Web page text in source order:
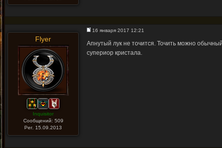
Flyer
Inquisitor
Сообщений: 509
Рег. 15.09.2013
16 января 2017 12:21
Апнутый лук не точится. Точить можно
супериор кристала.